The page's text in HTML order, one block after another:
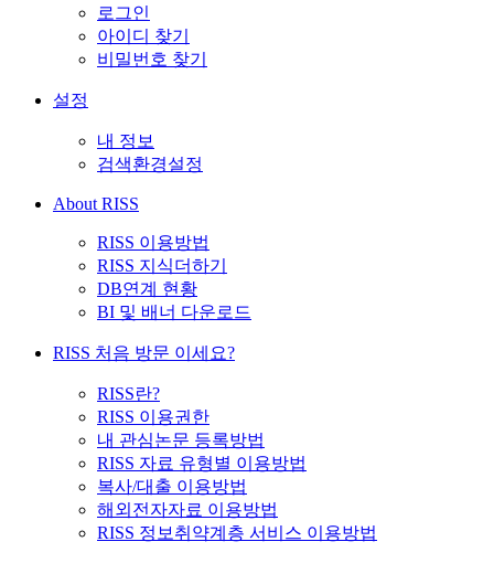
로그인
아이디 찾기
비밀번호 찾기
설정
내 정보
검색환경설정
About RISS
RISS 이용방법
RISS 지식더하기
DB연계 현황
BI 및 배너 다운로드
RISS 처음 방문 이세요?
RISS란?
RISS 이용권한
내 관심논문 등록방법
RISS 자료 유형별 이용방법
복사/대출 이용방법
해외전자자료 이용방법
RISS 정보취약계층 서비스 이용방법